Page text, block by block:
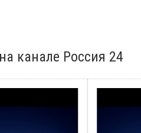
канале Россия 24